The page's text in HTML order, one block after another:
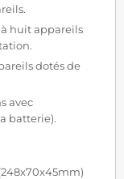
huit appareils
dotés de
avec
batterie).